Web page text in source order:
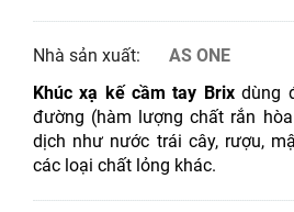
Nhà sản xuất:
AS ONE
Khúc xạ kế cầm tay Brixdùng
đường (hàm lượng chất rắn
dịch như nước trái cây, rượu,
các loại chất lỏng khác.